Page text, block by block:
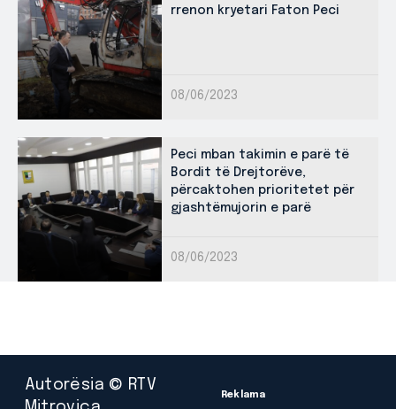
rrenon kryetari Faton Peci
08/06/2023
Peci mban takimin e parë të
Bordit të Drejtorëve,
përcaktohen prioritetet për
gjashtëmujorin e parë
08/06/2023
Autorësia © RTV
Reklama